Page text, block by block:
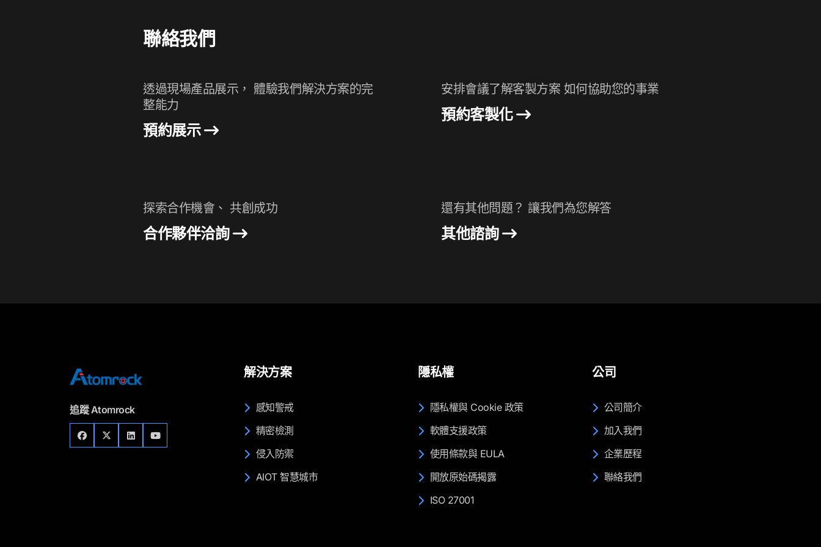
聯絡我們
透過現場產品展示， 體驗我們解決方案的完
整能力
預約展示
安排會議了解客製方案 如何協助您的事業
預約客製化
探索合作機會、 共創成功
合作夥伴洽詢
還有其他問題？ 讓我們為您解答
其他諮詢
追蹤 Atomrock
解決方案
感知警戒
精密檢測
侵入防禦
AIOT 智慧城市
隱私權
隱私權與 Cookie 政策
軟體支援政策
使用條款與 EULA
開放原始碼揭露
ISO 27001
公司
公司簡介
加入我們
企業歷程
聯絡我們